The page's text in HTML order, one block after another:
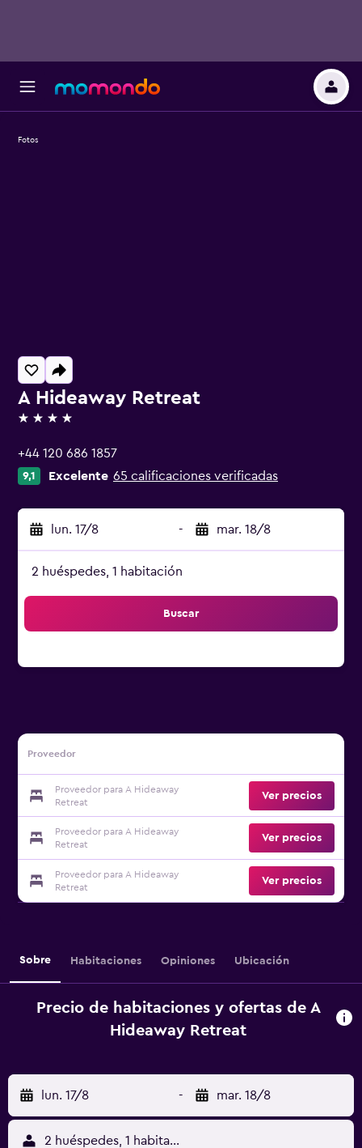
A Hideaway Retreat
4 estrellas
+44 120 686 1857
9,1 Excelente 65 calificaciones verificadas
lun. 17/8 - mar. 18/8
2 huéspedes, 1 habitación
Buscar
Proveedor
Proveedor para A Hideaway
Retreat
Ver precios
Proveedor para A Hideaway
Retreat
Ver precios
Proveedor para A Hideaway
Retreat
Ver precios
Fotos
Sobre Habitaciones Opiniones Ubicación
Precio de habitaciones y ofertas de A
Hideaway Retreat
lun. 17/8 - mar. 18/8
2 huéspedes, 1 habitación